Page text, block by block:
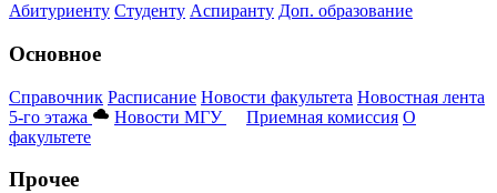
Абитуриенту Студенту Аспиранту Доп. образование
Основное
Справочник Расписание Новости факультета Новостная лента
5-го этажа
Новости МГУ Приемная комиссия О
факультете
Прочее